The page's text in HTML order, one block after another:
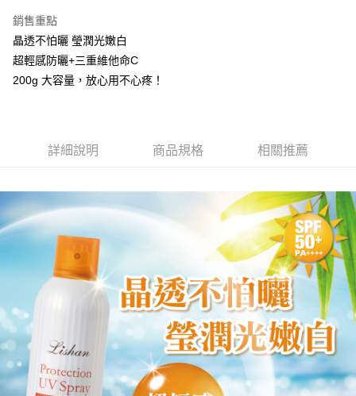
AFTEE先享後付
相關說明
【關於「AFTEE先享後付」】
AFTEE先享後付是「在收到商品之後才付款」的支付方式。 讓您購物簡單
便利好安心！
【「AFTEE先享後付」結帳流程】
２．訂單成立數日內，您將收到繳費通知簡訊。
３．收到繳費通知簡訊後14天內，點擊此簡訊中的連結，可透過四大超商／
ATM／網路銀行／等多元方式進行付款，方視為交易完成。
※ 請注意：結帳手續完成當下不需立刻繳費，但若您需要取消訂單，請聯絡
購買商品的店家。未經商家同意取消之訂單仍視為有效，需透過AFTEE先享
後付繳納相關費用。
※ 交易是否成功請以「AFTEE先享後付 」之結帳頁面顯示為準，若有關於
是否繳費成功／繳費後需取消欲退款等相關疑問，請聯繫「AFTEE先享後付
客戶支援中心」
https://netprotections.freshdesk.com/support/home
【注意事項】
１．透過由恩沛科技股份有限公司提供之「AFTEE先享後付」服務完成之交
易，需依本服務之必要範圍內提供個人資料，並將交易相關給付款項請求債
權轉讓予恩沛科技股份有限公司。
運送方式
付款後 全家取貨
萊爾富 取貨付款
每筆NT$70，滿NT$1,000(含以上)免運費
付款後 萊爾富取貨
每筆NT$70，滿NT$1,000(含以上)免運費
7-11 取貨付款
每筆NT$70，滿NT$1,000(含以上)免運費
付款後 7-11取貨
每筆NT$70，滿NT$1,000(含以上)免運費
銷售重點
晶透不怕曬 瑩潤光嫩白
超輕感防曬+三重維他命C
200g 大容量，放心用不心疼！
詳細說明 商品規格 相關推薦